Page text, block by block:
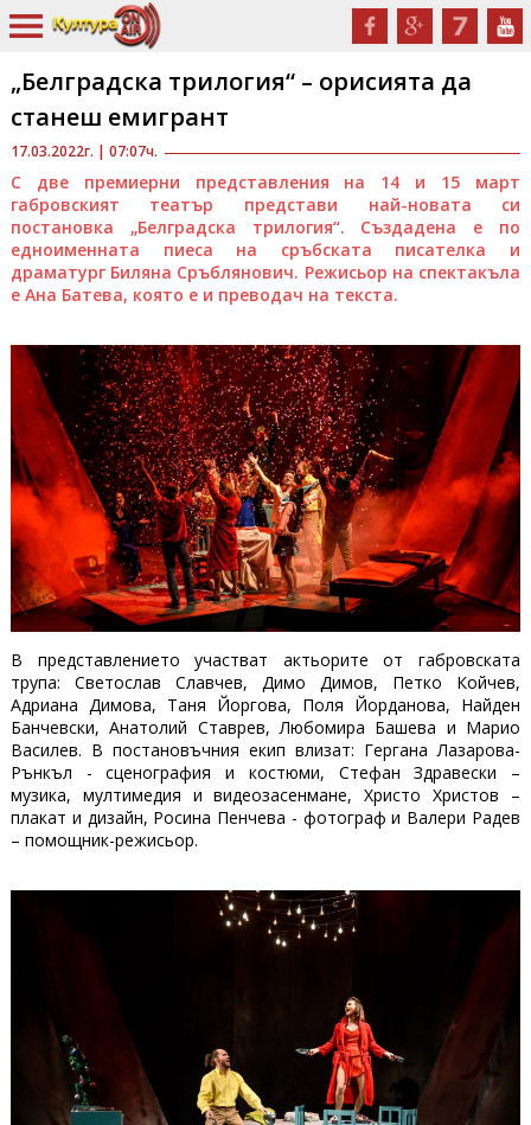
17.03.2022г. | 07:07ч.
„Белградска трилогия“ – орисията да
станеш емигрант
С две премиерни представления на 14 и 15 март
габровският театър представи най-новата си
постановка „Белградска трилогия“. Създадена е по
едноименната пиеса на сръбската писателка и
драматург Биляна Сръблянович. Режисьор на спектакъла
е Ана Батева, която е и преводач на текста.
В представлението участват актьорите от габровската
трупа: Светослав Славчев, Димо Димов, Петко Койчев,
Адриана Димова, Таня Йоргова, Поля Йорданова, Найден
Банчевски, Анатолий Ставрев, Любомира Башева и Марио
Василев. В постановъчния екип влизат: Гергана Лазарова-
Рънкъл - сценография и костюми, Стефан Здравески –
музика, мултимедия и видеозасенмане, Христо Христов –
плакат и дизайн, Росина Пенчева - фотограф и Валери Радев
– помощник-режисьор.